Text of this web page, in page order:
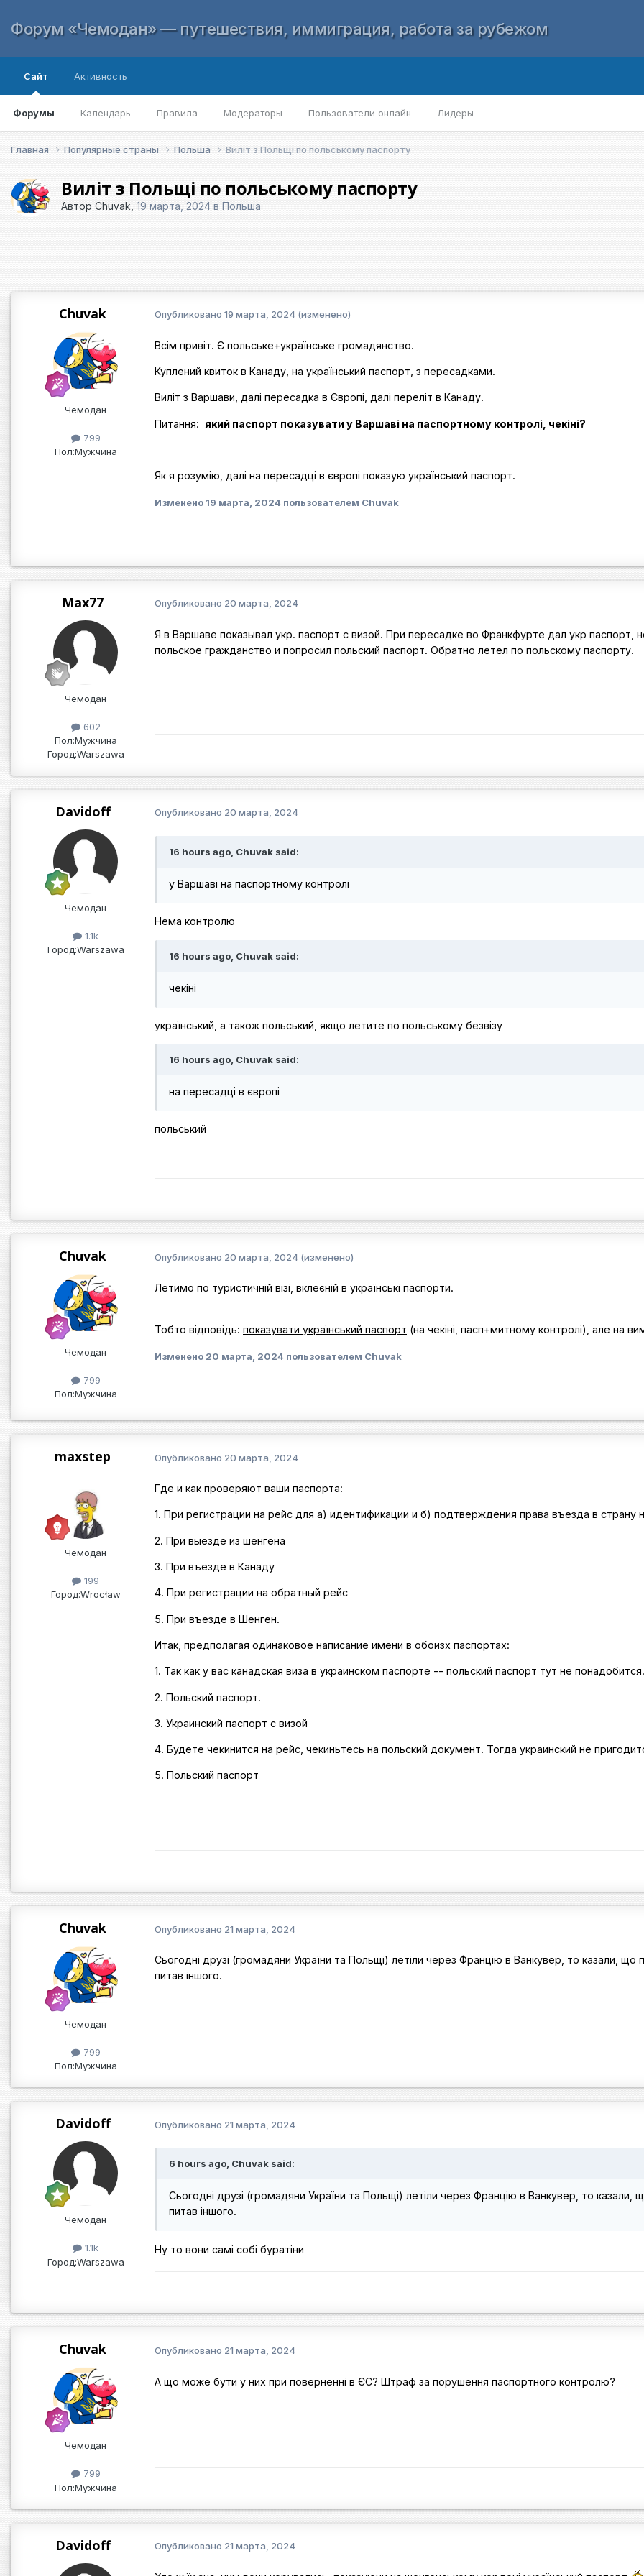
Форум «Чемодан» — путешествия, иммиграция, работа за рубежом
Сайт
Форумы Календарь Правила Модераторы Пользователи онлайн Лидеры
Активность
Главная Популярные страны Польша Виліт з Польщі по польському паспорту
Виліт з Польщі по польському паспорту
Автор Chuvak 19 марта, 2024 в Польша
Chuvak
Чемодан
799
Пол:Мужчина
Опубликовано 19 марта, 2024 (изменено)
Всім привіт. Є польське+українське громадянство.
Куплений квиток в Канаду, на український паспорт, з пересадками.
Виліт з Варшави, далі пересадка в Європі, далі переліт в Канаду.
Питання: який паспорт показувати у Варшаві на паспортному контролі, чекіні?
Як я розумію, далі на пересадці в європі показую український паспорт.
Изменено 19 марта, 2024 пользователем Chuvak
Max77
Чемодан
602
Пол:Мужчина
Город:Warszawa
Опубликовано 20 марта, 2024
Я в Варшаве показывал укр. паспорт с визой. При пересадке во Франкфурте дал укр паспорт,
польское гражданство и попросил польский паспорт. Обратно летел по польскому паспорту.
Davidoff
Чемодан
1.1k
Город:Warszawa
Опубликовано 20 марта, 2024
16 hours ago, Chuvak said:
у Варшаві на паспортному контролі
Нема контролю
16 hours ago, Chuvak said:
чекіні
український, а також польський, якщо летите по польському безвізу
16 hours ago, Chuvak said:
на пересадці в європі
польський
Chuvak
Чемодан
799
Пол:Мужчина
Опубликовано 20 марта, 2024 (изменено)
Летимо по туристичній візі, вклеєній в українські паспорти.
Тобто відповідь: показувати український паспорт (на чекіні, пасп+митному контролі), але на
Изменено 20 марта, 2024 пользователем Chuvak
maxstep
Чемодан
199
Город:Wrocław
Опубликовано 20 марта, 2024
Где и как проверяют ваши паспорта:
1. При регистрации на рейс для а) идентификации и б) подтверждения права въезда в страну
2. При выезде из шенгена
3. При въезде в Канаду
4. При регистрации на обратный рейс
5. При въезде в Шенген.
Итак, предполагая одинаковое написание имени в обоизх паспортах:
1. Так как у вас канадская виза в украинском паспорте -- польский паспорт тут не понадобится.
2. Польский паспорт.
3. Украинский паспорт с визой
4. Будете чекинится на рейс, чекиньтесь на польский документ. Тогда украинский не
5. Польский паспорт
Chuvak
Чемодан
799
Пол:Мужчина
Опубликовано 21 марта, 2024
Сьогодні друзі (громадяни України та Польщі) летіли через Францію в Ванкувер, то казали, що
питав іншого.
Davidoff
Чемодан
1.1k
Город:Warszawa
Опубликовано 21 марта, 2024
6 hours ago, Chuvak said:
Сьогодні друзі (громадяни України та Польщі) летіли через Францію в Ванкувер, то казали,
питав іншого.
Ну то вони самі собі буратіни
Chuvak
Чемодан
799
Пол:Мужчина
Опубликовано 21 марта, 2024
А що може бути у них при поверненні в ЄС? Штраф за порушення паспортного контролю?
Davidoff Опубликовано 21 марта, 2024